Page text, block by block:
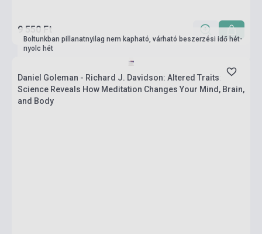
9 550 Ft
Boltunkban pillanatnyilag nem kapható, várható beszerzési idő hét-
nyolc hét
Daniel Goleman - Richard J. Davidson: Altered Traits:
Science Reveals How Meditation Changes Your Mind, Brain,
and Body